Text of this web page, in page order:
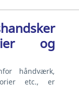
og
håndværk,
etc., er